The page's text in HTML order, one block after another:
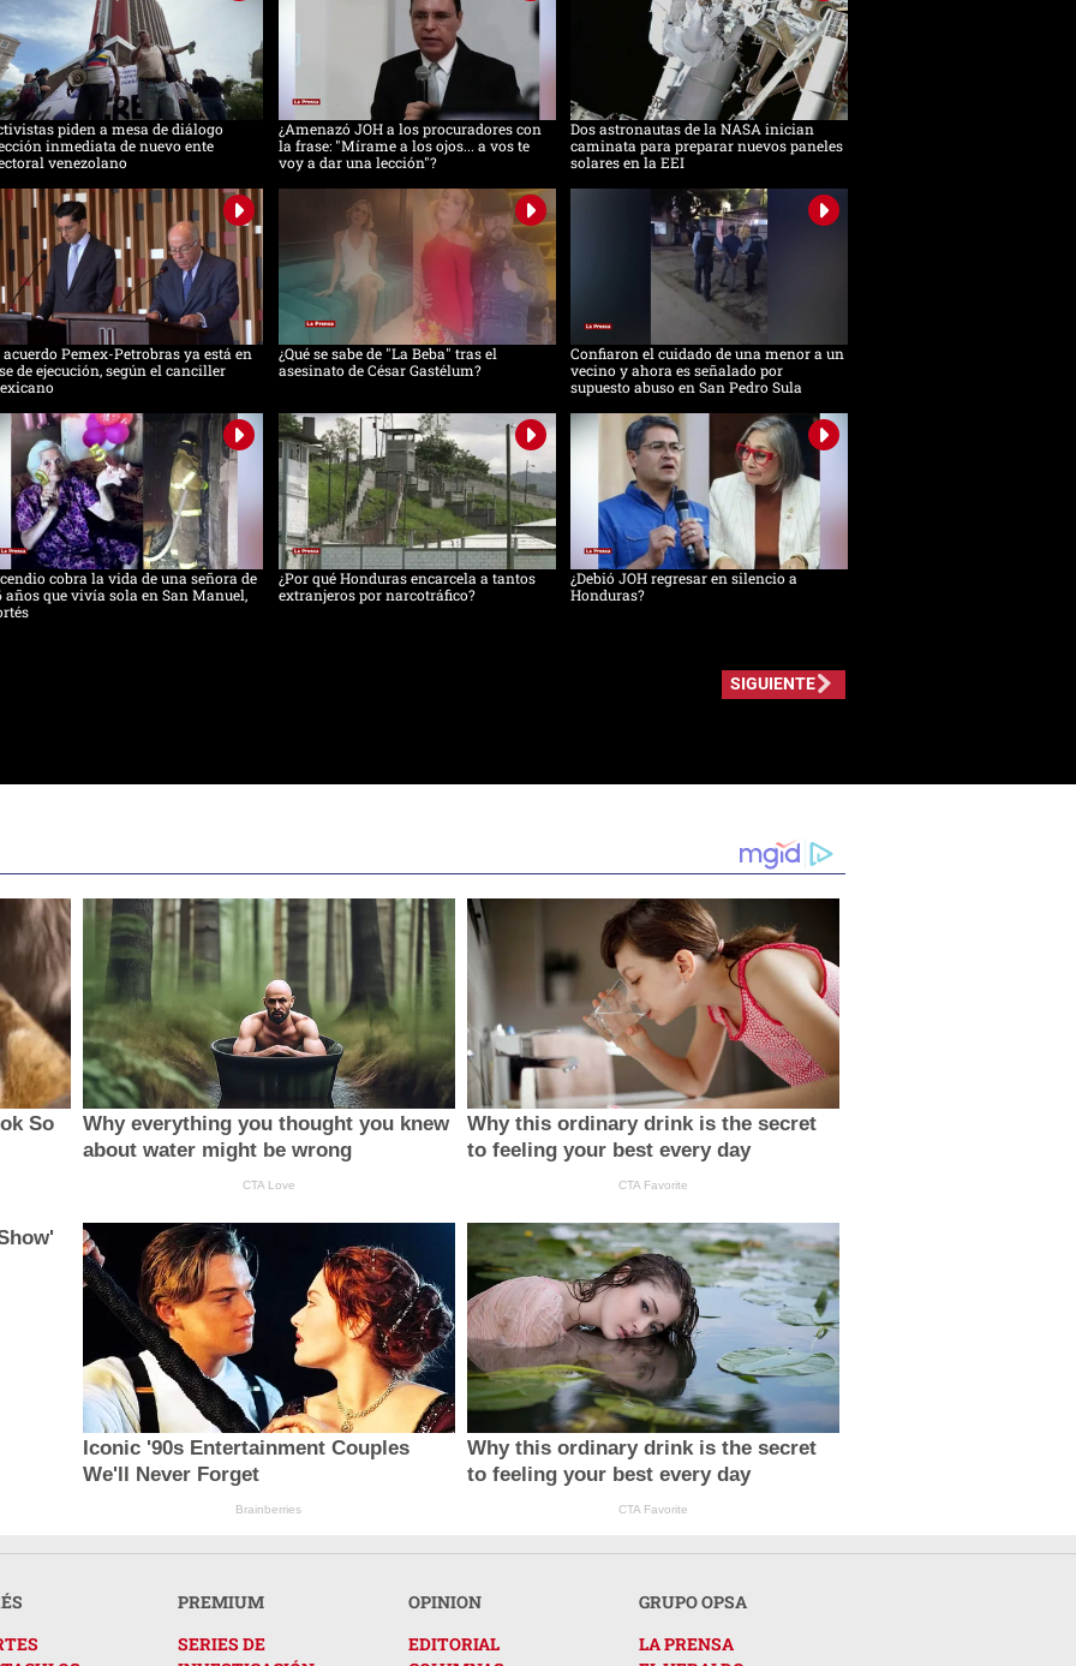
piden a mesa de diálogo
inmediata de nuevo ente
venezolano
¿Amenazó JOH a los procuradores con
la frase: "Mírame a los ojos... a vos te
voy a dar una lección"?
Dos astronautas de la NASA inician
caminata para preparar nuevos paneles
solares en la EEI
acuerdo Pemex-Petrobras ya está en
de ejecución, según el canciller
¿Qué se sabe de "La Beba" tras el
asesinato de César Gastélum?
Confiaron el cuidado de una menor a un
vecino y ahora es señalado por
supuesto abuso en San Pedro Sula
cobra la vida de una señora de
años que vivía sola en San Manuel,
¿Por qué Honduras encarcela a tantos
extranjeros por narcotráfico?
¿Debió JOH regresar en silencio a
Honduras?
SIGUIENTE
So
Why everything you thought you knew
about water might be wrong
CTA Love
Why this ordinary drink is the secret
to feeling your best every day
CTA Favorite
Iconic '90s Entertainment Couples
We'll Never Forget
Brainberries
Why this ordinary drink is the secret
to feeling your best every day
CTA Favorite
PREMIUM
SERIES DE
OPINION
EDITORIAL
GRUPO OPSA
LA PRENSA